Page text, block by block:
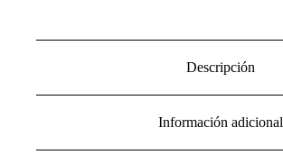
Descripción
Información adicional